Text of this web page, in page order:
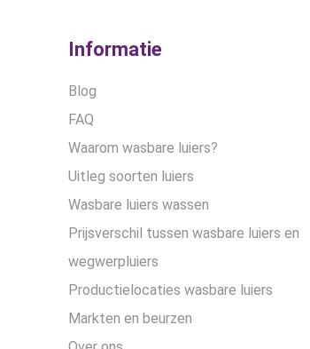
Informatie
Blog
FAQ
Waarom wasbare luiers?
Uitleg soorten luiers
Wasbare luiers wassen
Prijsverschil tussen wasbare luiers en
wegwerpluiers
Productielocaties wasbare luiers
Markten en beurzen